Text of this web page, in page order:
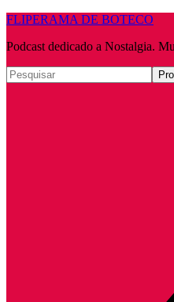
FLIPERAMA DE BOTECO
Podcast dedicado a Nostalgia.